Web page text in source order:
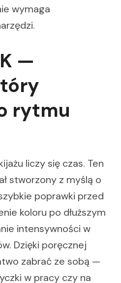
wymaga
—
rytmu
liczy się czas. Ten
stworzony z myślą o
poprawki przed
koloru po dłuższym
intensywności w
Dzięki poręcznej
zabrać ze sobą —
w pracy czy na